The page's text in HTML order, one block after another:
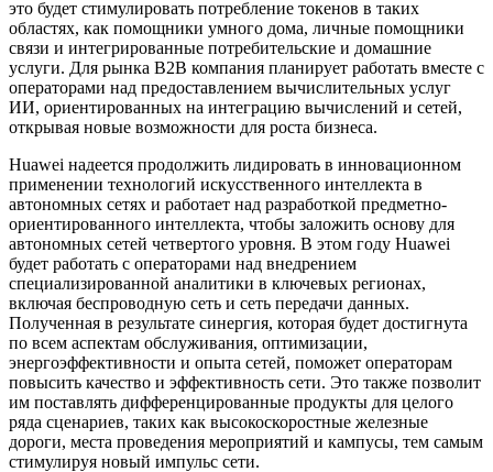
это будет стимулировать потребление токенов в таких
областях, как помощники умного дома, личные помощники
связи и интегрированные потребительские и домашние
услуги. Для рынка B2B компания планирует работать вместе с
операторами над предоставлением вычислительных услуг
ИИ, ориентированных на интеграцию вычислений и сетей,
открывая новые возможности для роста бизнеса.
Huawei надеется продолжить лидировать в инновационном
применении технологий искусственного интеллекта в
автономных сетях и работает над разработкой предметно-
ориентированного интеллекта, чтобы заложить основу для
автономных сетей четвертого уровня. В этом году Huawei
будет работать с операторами над внедрением
специализированной аналитики в ключевых регионах,
включая беспроводную сеть и сеть передачи данных.
Полученная в результате синергия, которая будет достигнута
по всем аспектам обслуживания, оптимизации,
энергоэффективности и опыта сетей, поможет операторам
повысить качество и эффективность сети. Это также позволит
им поставлять дифференцированные продукты для целого
ряда сценариев, таких как высокоскоростные железные
дороги, места проведения мероприятий и кампусы, тем самым
стимулируя новый импульс сети.